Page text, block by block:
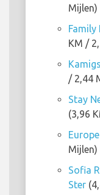
Mijlen)
KM /
/ 2,44
Stay
(3,96
Mijlen)
Sofia
Ster